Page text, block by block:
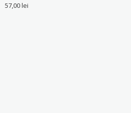
57,00lei